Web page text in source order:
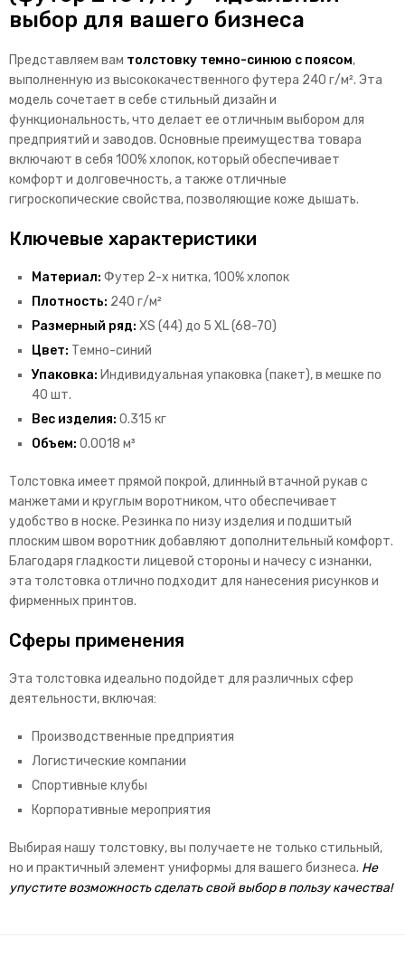
выбор для вашего бизнеса
Представляем вам толстовку темно-синюю с поясом,
выполненную из высококачественного футера 240 г/м². Эта
модель сочетает в себе стильный дизайн и
функциональность, что делает ее отличным выбором для
предприятий и заводов. Основные преимущества товара
включают в себя 100% хлопок, который обеспечивает
комфорт и долговечность, а также отличные
гигроскопические свойства, позволяющие коже дышать.
Ключевые характеристики
Материал: Футер 2-х нитка, 100% хлопок
Плотность: 240 г/м²
Размерный ряд: XS (44) до 5 XL (68-70)
Цвет: Темно-синий
Упаковка: Индивидуальная упаковка (пакет), в мешке по
40 шт.
Вес изделия: 0.315 кг
Объем: 0.0018 м³
Толстовка имеет прямой покрой, длинный втачной рукав с
манжетами и круглым воротником, что обеспечивает
удобство в носке. Резинка по низу изделия и подшитый
плоским швом воротник добавляют дополнительный комфорт.
Благодаря гладкости лицевой стороны и начесу с изнанки,
эта толстовка отлично подходит для нанесения рисунков и
фирменных принтов.
Сферы применения
Эта толстовка идеально подойдет для различных сфер
деятельности, включая:
Производственные предприятия
Логистические компании
Спортивные клубы
Корпоративные мероприятия
Выбирая нашу толстовку, вы получаете не только стильный,
но и практичный элемент униформы для вашего бизнеса. Не
упустите возможность сделать свой выбор в пользу качества!